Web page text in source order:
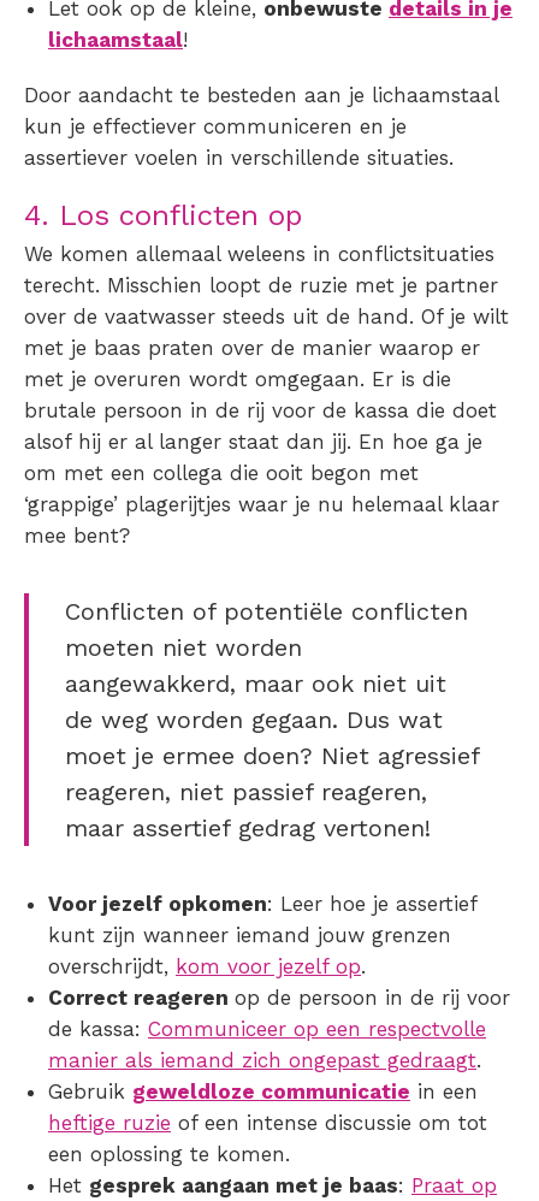
Let ook op de kleine, onbewuste details in je
lichaamstaal!
Door aandacht te besteden aan je lichaamstaal
kun je effectiever communiceren en je
assertiever voelen in verschillende situaties.
4. Los conflicten op
We komen allemaal weleens in conflictsituaties
terecht. Misschien loopt de ruzie met je partner
over de vaatwasser steeds uit de hand. Of je wilt
met je baas praten over de manier waarop er
met je overuren wordt omgegaan. Er is die
brutale persoon in de rij voor de kassa die doet
alsof hij er al langer staat dan jij. En hoe ga je
om met een collega die ooit begon met
‘grappige’ plagerijtjes waar je nu helemaal klaar
mee bent?
Conflicten of potentiële conflicten
moeten niet worden
aangewakkerd, maar ook niet uit
de weg worden gegaan. Dus wat
moet je ermee doen? Niet agressief
reageren, niet passief reageren,
maar assertief gedrag vertonen!
Voor jezelf opkomen: Leer hoe je assertief
kunt zijn wanneer iemand jouw grenzen
overschrijdt, kom voor jezelf op.
Correct reageren op de persoon in de rij voor
de kassa: Communiceer op een respectvolle
manier als iemand zich ongepast gedraagt.
Gebruik geweldloze communicatie in een
heftige ruzie of een intense discussie om tot
een oplossing te komen.
Het gesprek aangaan met je baas: Praat op